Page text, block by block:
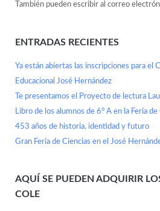
También pueden escribir al correo
ENTRADAS RECIENTES
Ya están abiertas las inscripciones para
Educacional José Hernández
Te presentamos el Proyecto de lectura
Libro de los alumnos de 6° A en la Feria de
453 años de historia, identidad y futuro
Gran Feria de Ciencias en el José
AQUÍ SE PUEDEN ADQUIRIR
COLE